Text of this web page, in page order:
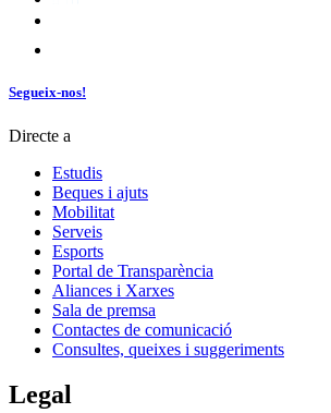
Segueix-nos!
Directe a
Estudis
Beques i ajuts
Mobilitat
Serveis
Esports
Portal de Transparència
Aliances i Xarxes
Sala de premsa
Contactes de comunicació
Consultes, queixes i suggeriments
Legal